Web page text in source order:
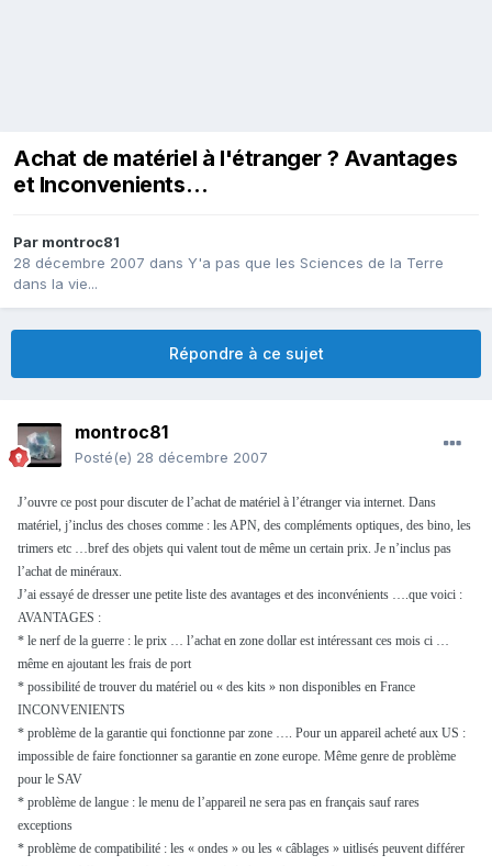
Achat de matériel à l'étranger ? Avantages
et Inconvenients…
Par montroc81
28 décembre 2007 dans Y'a pas que les Sciences de la Terre
dans la vie...
Répondre à ce sujet
montroc81
Posté(e) 28 décembre 2007
J’ouvre ce post pour discuter de l’achat de matériel à l’étranger via internet. Dans
matériel, j’inclus des choses comme : les APN, des compléments optiques, des bino, les
trimers etc …bref des objets qui valent tout de même un certain prix. Je n’inclus pas
l’achat de minéraux.
J’ai essayé de dresser une petite liste des avantages et des inconvénients ….que voici :
AVANTAGES :
* le nerf de la guerre : le prix … l’achat en zone dollar est intéressant ces mois ci …
même en ajoutant les frais de port
* possibilité de trouver du matériel ou « des kits » non disponibles en France
INCONVENIENTS
* problème de la garantie qui fonctionne par zone …. Pour un appareil acheté aux US :
impossible de faire fonctionner sa garantie en zone europe. Même genre de problème
pour le SAV
* problème de langue : le menu de l’appareil ne sera pas en français sauf rares
exceptions
* problème de compatibilité : les « ondes » ou les « câblages » uitlisés peuvent différer